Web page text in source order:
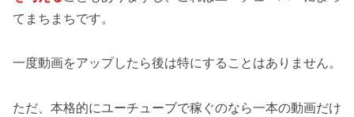
てまちまちです。
一度動画をアップしたら後は特にすることはありません。
ただ、本格的にユーチューブで稼ぐのなら一本の動画だけ